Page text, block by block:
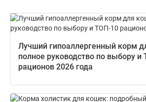
Лучший гипоаллергенный корм
полное руководство по выбору и
рационов 2026 года